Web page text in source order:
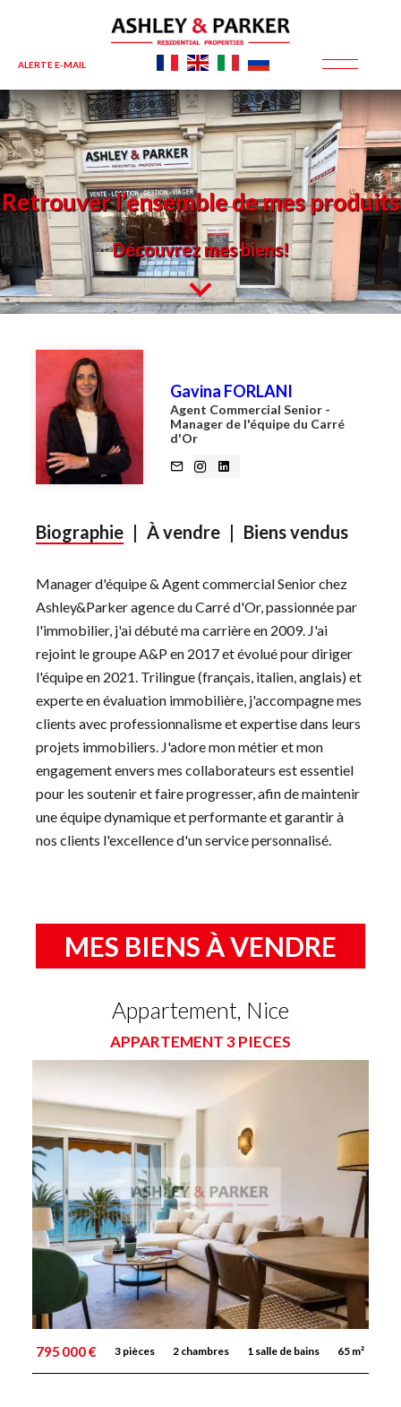
ALERTE E-MAIL
Retrouver l’ensemble de mes produits
Découvrez mes biens!
Gavina FORLANI
Agent Commercial Senior -
Manager de l'équipe du Carré
d'Or
Biographie | À vendre | Biens vendus
Manager d'équipe & Agent commercial Senior chez
Ashley&Parker agence du Carré d'Or, passionnée par
l'immobilier, j'ai débuté ma carrière en 2009. J'ai
rejoint le groupe A&P en 2017 et évolué pour diriger
l'équipe en 2021. Trilingue (français, italien, anglais) et
experte en évaluation immobilière, j'accompagne mes
clients avec professionnalisme et expertise dans leurs
projets immobiliers. J'adore mon métier et mon
engagement envers mes collaborateurs est essentiel
pour les soutenir et faire progresser, afin de maintenir
une équipe dynamique et performante et garantir à
nos clients l'excellence d'un service personnalisé.
MES BIENS À VENDRE
Appartement, Nice
APPARTEMENT 3 PIECES
795 000 € 3 pièces 2 chambres 1 salle de bains 65 m²